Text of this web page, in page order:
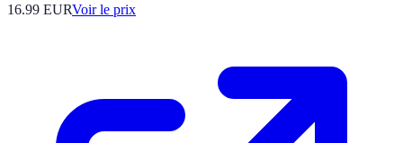
16.99 EURVoir le prix